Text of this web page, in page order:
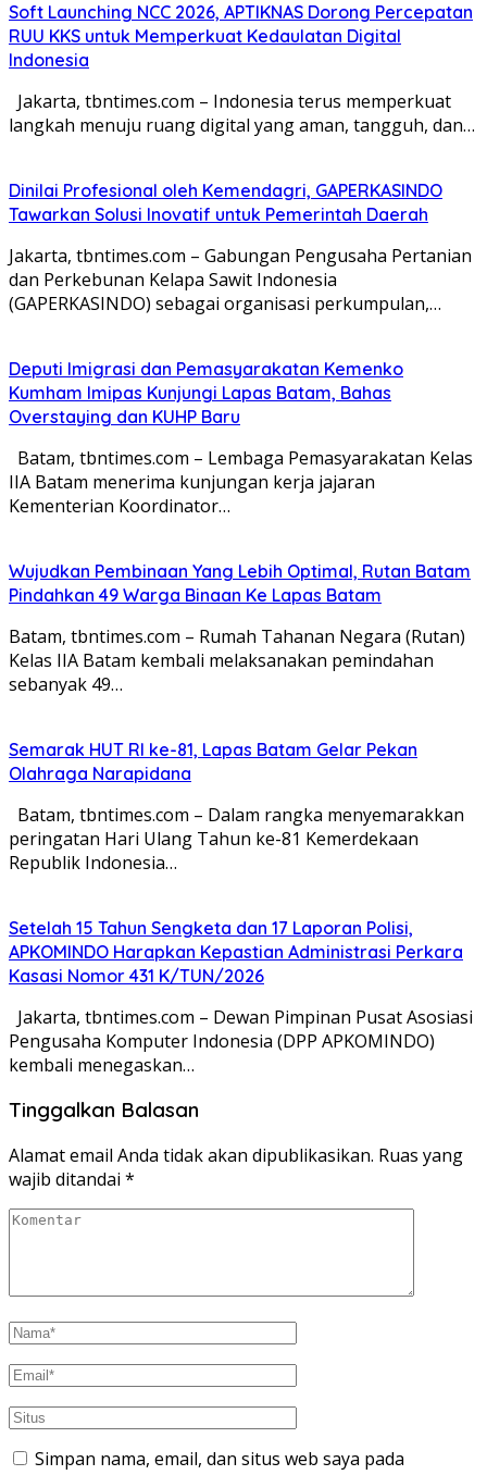
Soft Launching NCC 2026, APTIKNAS Dorong Percepatan
RUU KKS untuk Memperkuat Kedaulatan Digital
Indonesia
Jakarta, tbntimes.com – Indonesia terus memperkuat
langkah menuju ruang digital yang aman, tangguh, dan…
Dinilai Profesional oleh Kemendagri, GAPERKASINDO
Tawarkan Solusi Inovatif untuk Pemerintah Daerah
Jakarta, tbntimes.com – Gabungan Pengusaha Pertanian
dan Perkebunan Kelapa Sawit Indonesia
(GAPERKASINDO) sebagai organisasi perkumpulan,…
Deputi Imigrasi dan Pemasyarakatan Kemenko
Kumham Imipas Kunjungi Lapas Batam, Bahas
Overstaying dan KUHP Baru
Batam, tbntimes.com – Lembaga Pemasyarakatan Kelas
IIA Batam menerima kunjungan kerja jajaran
Kementerian Koordinator…
Wujudkan Pembinaan Yang Lebih Optimal, Rutan Batam
Pindahkan 49 Warga Binaan Ke Lapas Batam
Batam, tbntimes.com – Rumah Tahanan Negara (Rutan)
Kelas IIA Batam kembali melaksanakan pemindahan
sebanyak 49…
Semarak HUT RI ke-81, Lapas Batam Gelar Pekan
Olahraga Narapidana
Batam, tbntimes.com – Dalam rangka menyemarakkan
peringatan Hari Ulang Tahun ke-81 Kemerdekaan
Republik Indonesia…
Setelah 15 Tahun Sengketa dan 17 Laporan Polisi,
APKOMINDO Harapkan Kepastian Administrasi Perkara
Kasasi Nomor 431 K/TUN/2026
Jakarta, tbntimes.com – Dewan Pimpinan Pusat Asosiasi
Pengusaha Komputer Indonesia (DPP APKOMINDO)
kembali menegaskan…
Tinggalkan Balasan
Alamat email Anda tidak akan dipublikasikan. Ruas yang
wajib ditandai *
Simpan nama, email, dan situs web saya pada